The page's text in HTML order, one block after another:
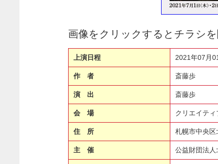
画像をクリックするとチラシ
上演日程 2021年07月
作 者 斎藤歩
演 出 斎藤歩
会 場 クリエイテ
住 所 札幌市中央
主 催 公益財団法